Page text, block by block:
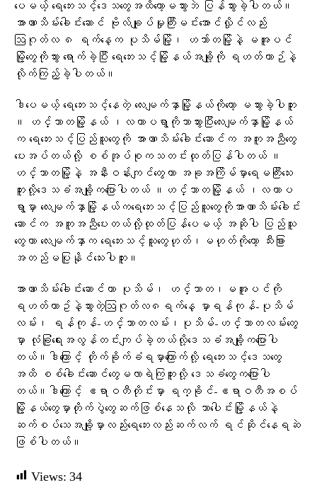
ပေမယ့် ရေဘေးသင့်‌ဒေသတွေအထိ​တော့မသွားဘဲ ပြန်သွားခဲ့ပါတယ်။
အာဏာသိမ်းခေါင်းဆောင် ဗိုလ်ချုပ်မှုးကြီးမင်းအောင်လှိုင်လည်း
ဩဂုတ်လ ၈ ရက်နေ့က ပုသိမ်မြို့၊ ဟသာ်တမြို့နဲ့ မအူပင်
မြို့​တွေကိုသွား ရောက်ခဲ့ပြီး ‌ရေဘေးသင့်မြို့နယ်အချို့ကို ရဟတ်ယာဉ်နဲ့
လိုက်ကြည့်ခဲ့ပါတယ်။
ဒါ​ပေမယ့် ​ရေ​ဘေးသင့်​​နေတဲ့ လေးမျက်နှာမြို့နယ်ကို​တော့ မသွားခဲ့ပါဘူး
။ ဟင်္သာတမြို့နယ် ၊လဟာပရွာကိုသာသွားပြီးလေးမျက်နှာမြို့နယ်
က ​ရေ​ဘေးသင့်ပြည်သူ​တွေကို အာဏာသိမ်း​ခေါင်း​ဆောင်က အကူအညီ​တွေ​
ပေးအပ်တယ်လို့ စစ်အုပ်စုကသတင်းထုတ်ပြန်ပါတယ် ။
ဟင်္သာတမြို့နဲ့ အနီးဝန်းကျင်​တွေဟာ ​အခုအကြိမ်မှာရေမကြီး​သေး
ဘူးလို့​ဒေသခံအချို့က​ပြောပါတယ် ။ဟင်္သာတမြို့နယ် ၊လဟာပ
ရွာမှာ​ ​လေးမျက်နှာမြို့နယ်ကရေ​ဘေးသင့်ပြည်သူ​တွေကိုအာဏာသိမ်း​ခေါင်း​
ဆောင်က အကူအညီ​ပေးတယ်လို့ထုတ်ပြန်​​ပေမယ့် အဆိုပါ ပြည်သူ​
တွေဟာ ​လေးမျက်နှာက ​ရေ​ဘေးသင့်သူ​တွေဟုတ်၊မဟုတ်ကို​တော့ သီးခြား
အတည်မပြုနိုင်​သေးပါဘူး။
အာဏာသိမ်း​ခေါင်း​ဆောင်ဟာ ပုသိမ်၊ ဟင်္သာတ၊မအူပင်ကို
ရဟတ်ယာဥ်နဲ့သွားတဲ့ဩဂုတ်လ၈ရက်နေ့ ​မှာရန်ကုန်-ပုသိမ်
လမ်း၊ ရန်ကုန်-ဟင်္သာတလမ်း၊ပုသိမ်-ဟင်္သာတလမ်းတွေ
မှာ လုံခြုံရေးအလွန်တင်းကျပ်ခဲ့တယ်လို့​ဒေသခံအချို့က​ပြောပါ
တယ်။ဒါ​ကြောင့် တိုက်ခိုက်ခံရမှာကြောက်လို့ ရေဘေးသင့်ဒေသတွေ
အထိ စစ်ခေါင်းဆောင်တွေမလာရဲကြဘူးလို့ ဒေသခံတွေကပြောပါ
တယ်။ဒါ​ကြောင့် ဧရာဝတီတိုင်းမှာ ရက္ခိုင်-ဧရာဝတီအစပ်
မြို့နယ်​တွေမှာတိုက်ပွဲတွေဆက်ဖြစ်နေသလို သာ​​ပေါင်းမြိို့နယ်နဲ့
ဆက်စပ်​သေအချို့မှာလည်းရေဘေးလည်းဆက်လက် ရင်ဆိုင်နေရဆဲ
ဖြစ်ပါတယ်။
Views: 34